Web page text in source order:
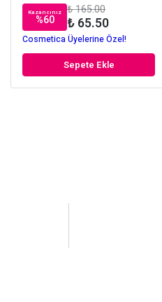
Kazancınız
%60
₺ 165.00
₺ 65.50
Cosmetica Üyelerine Özel!
Sepete Ekle